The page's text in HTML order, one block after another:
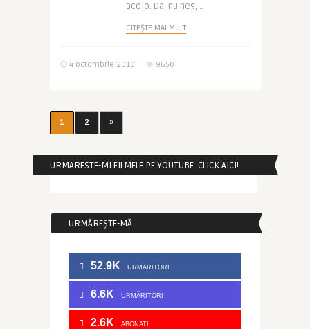
acolo. Da, nu neg, ..
CITEȘTE MAI MULT
4 octombrie 2010 9650
1 2 »
URMARESTE-MI FILMELE PE YOUTUBE. CLICK AICI!
URMĂREȘTE-MĂ
52.9K URMARITORI
6.6K URMĂRITORI
2.6K ABONATI